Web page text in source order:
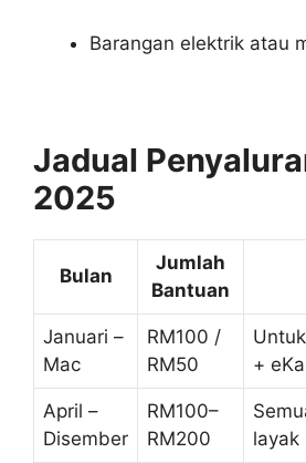
Barangan elektrik atau
Jadual
2025
Bulan
Jumlah
Bantuan
Januari –
Mac
RM100 /
RM50
+
April –
Disember
RM100–
RM200
layak